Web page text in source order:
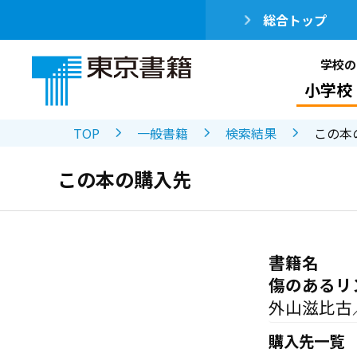
総合トップ
学校
小学校
TOP 一般書籍 検索結果 この
この本の購入先
書籍名
傷のある
外山滋比
購入先一覧